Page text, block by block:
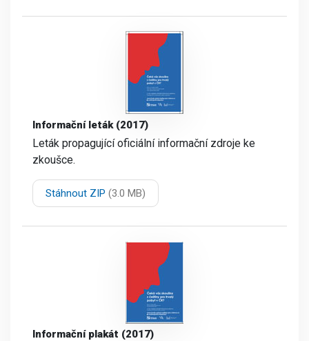
Informační leták (2017)
Leták propagující oficiální informační zdroje ke
zkoušce.
Stáhnout ZIP (3.0 MB)
Informační plakát (2017)